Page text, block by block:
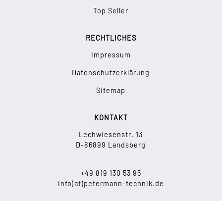
Top Seller
RECHTLICHES
Impressum
Datenschutzerklärung
Sitemap
KONTAKT
Lechwiesenstr. 13
D-86899 Landsberg
+49 819 130 53 95
info(at)petermann-technik.de